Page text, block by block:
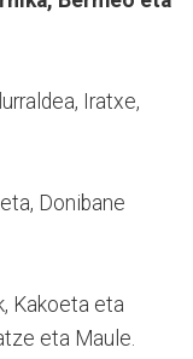
Iratxe,
Donibane
Kakoeta eta
eta Maule.